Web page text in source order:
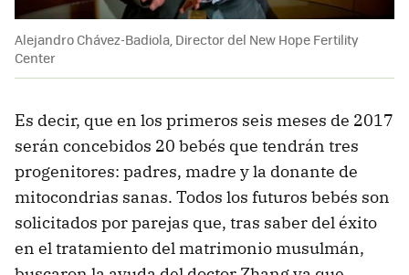
Alejandro Chávez-Badiola, Director del New Hope Fertility
Center
Es decir, que en los primeros seis meses de 2017
serán concebidos 20 bebés que tendrán tres
progenitores: padres, madre y la donante de
mitocondrias sanas. Todos los futuros bebés son
solicitados por parejas que, tras saber del éxito
en el tratamiento del matrimonio musulmán,